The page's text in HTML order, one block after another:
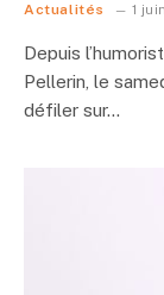
Actualités 1
Depuis
Pellerin, le
défiler sur…